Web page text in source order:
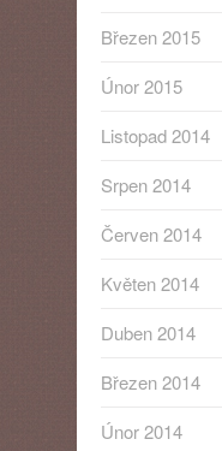
Březen 2015
Únor 2015
Listopad 2014
Srpen 2014
Červen 2014
Květen 2014
Duben 2014
Březen 2014
Únor 2014